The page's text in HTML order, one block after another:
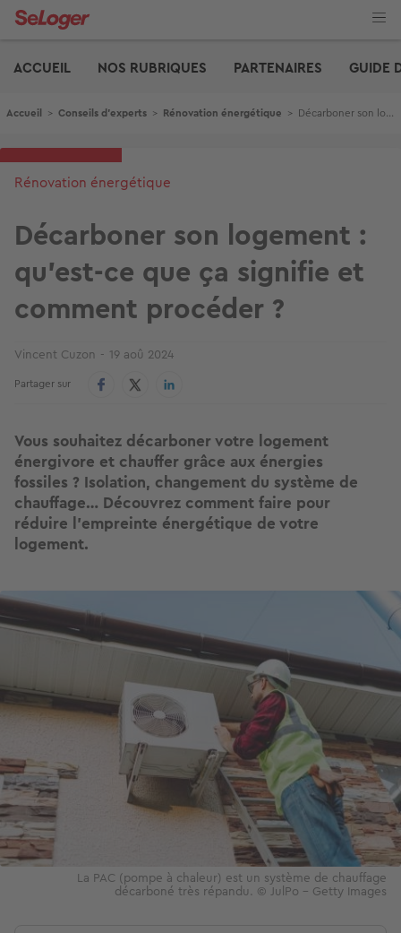
Aller
ACCUEIL
NOS RUBRIQUES PARTENAIRES GUIDE
Fil d'Ariane
Accueil > Conseils d'experts > Rénovation énergétique > Décarboner son logement : qu’est-ce que ça signifie et comment procéder ?
Rénovation énergétique
Décarboner son logement :
qu’est-ce que ça signifie et
comment procéder ?
Vincent Cuzon 19 aoû 2024
Partager sur
Vous souhaitez décarboner votre logement
énergivore et chauffer grâce aux énergies
fossiles ? Isolation, changement du système de
chauffage… Découvrez comment faire pour
réduire l’empreinte énergétique de votre
logement.
Image
La PAC (pompe à chaleur) est un système de chauffage
décarboné très répandu. © JulPo - Getty Images